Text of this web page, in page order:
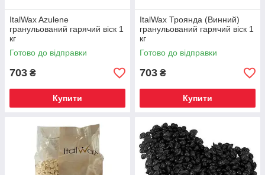
ItalWax Azulene
гранульований гарячий віск 1
кг
Готово до відправки
703 ₴
Купити
ItalWax Троянда (Винний)
гранульований гарячий віск 1
кг
Готово до відправки
703 ₴
Купити